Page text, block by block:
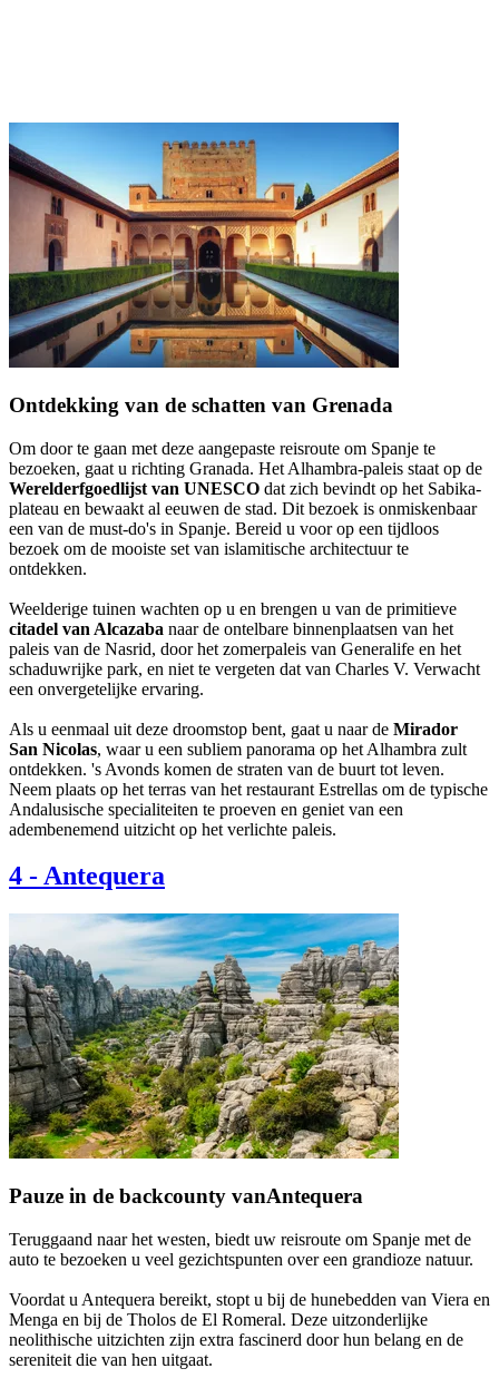
Ontdekking van de schatten van Grenada
Om door te gaan met deze aangepaste reisroute om Spanje te
bezoeken, gaat u richting Granada. Het Alhambra-paleis staat op de
Werelderfgoedlijst van UNESCO dat zich bevindt op het Sabika-
plateau en bewaakt al eeuwen de stad. Dit bezoek is onmiskenbaar
een van de must-do's in Spanje. Bereid u voor op een tijdloos
bezoek om de mooiste set van islamitische architectuur te
ontdekken.
Weelderige tuinen wachten op u en brengen u van de primitieve
citadel van Alcazaba naar de ontelbare binnenplaatsen van het
paleis van de Nasrid, door het zomerpaleis van Generalife en het
schaduwrijke park, en niet te vergeten dat van Charles V. Verwacht
een onvergetelijke ervaring.
Als u eenmaal uit deze droomstop bent, gaat u naar de Mirador
San Nicolas, waar u een subliem panorama op het Alhambra zult
ontdekken. 's Avonds komen de straten van de buurt tot leven.
Neem plaats op het terras van het restaurant Estrellas om de typische
Andalusische specialiteiten te proeven en geniet van een
adembenemend uitzicht op het verlichte paleis.
4 -Antequera
Pauze in de backcounty vanAntequera
Teruggaand naar het westen, biedt uw reisroute om Spanje met de
auto te bezoeken u veel gezichtspunten over een grandioze natuur.
Voordat u Antequera bereikt, stopt u bij de hunebedden van Viera en
Menga en bij de Tholos de El Romeral. Deze uitzonderlijke
neolithische uitzichten zijn extra fascinerd door hun belang en de
sereniteit die van hen uitgaat.